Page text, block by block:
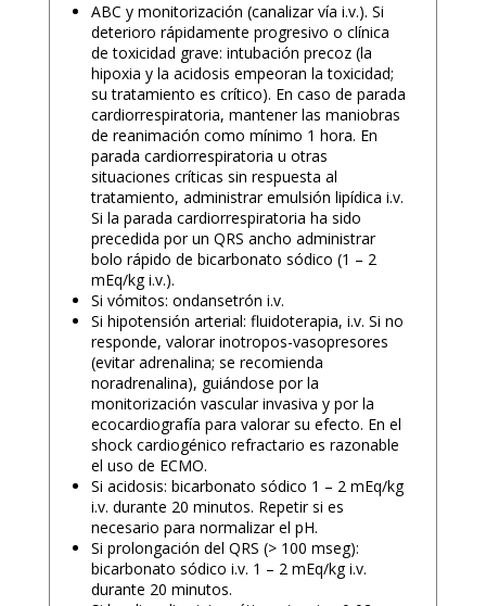
ABC y monitorización (canalizar vía i.v.). Si
deterioro rápidamente progresivo o clínica
de toxicidad grave: intubación precoz (la
hipoxia y la acidosis empeoran la toxicidad;
su tratamiento es crítico). En caso de parada
cardiorrespiratoria, mantener las maniobras
de reanimación como mínimo 1 hora. En
parada cardiorrespiratoria u otras
situaciones críticas sin respuesta al
tratamiento, administrar emulsión lipídica i.v.
Si la parada cardiorrespiratoria ha sido
precedida por un QRS ancho administrar
bolo rápido de bicarbonato sódico (1 – 2
mEq/kg i.v.).
Si vómitos: ondansetrón i.v.
Si hipotensión arterial: fluidoterapia, i.v. Si no
responde, valorar inotropos-vasopresores
(evitar adrenalina; se recomienda
noradrenalina), guiándose por la
monitorización vascular invasiva y por la
ecocardiografía para valorar su efecto. En el
shock cardiogénico refractario es razonable
el uso de ECMO.
Si acidosis: bicarbonato sódico 1 – 2 mEq/kg
i.v. durante 20 minutos. Repetir si es
necesario para normalizar el pH.
Si prolongación del QRS (> 100 mseg):
bicarbonato sódico i.v. 1 – 2 mEq/kg i.v.
durante 20 minutos.